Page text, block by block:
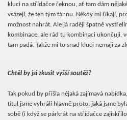
kluci na střídačce řeknou, ať tam dám
vsázejí, že ten tým táhnu. Někdy mi říkají,
možnost nahrát. Ale já raději špatně
kombinace, ale rád tu kombinaci ukončuji,
tam padá. Takže mi to snad kluci nemají za
Chtěl by jsi zkusit vyšší soutěž?
Tak pokud by přišla nějaká zajímavá
titul jsme vyhráli hlavně proto, jaká jsme
sobě (i když se párkrát na střídačce